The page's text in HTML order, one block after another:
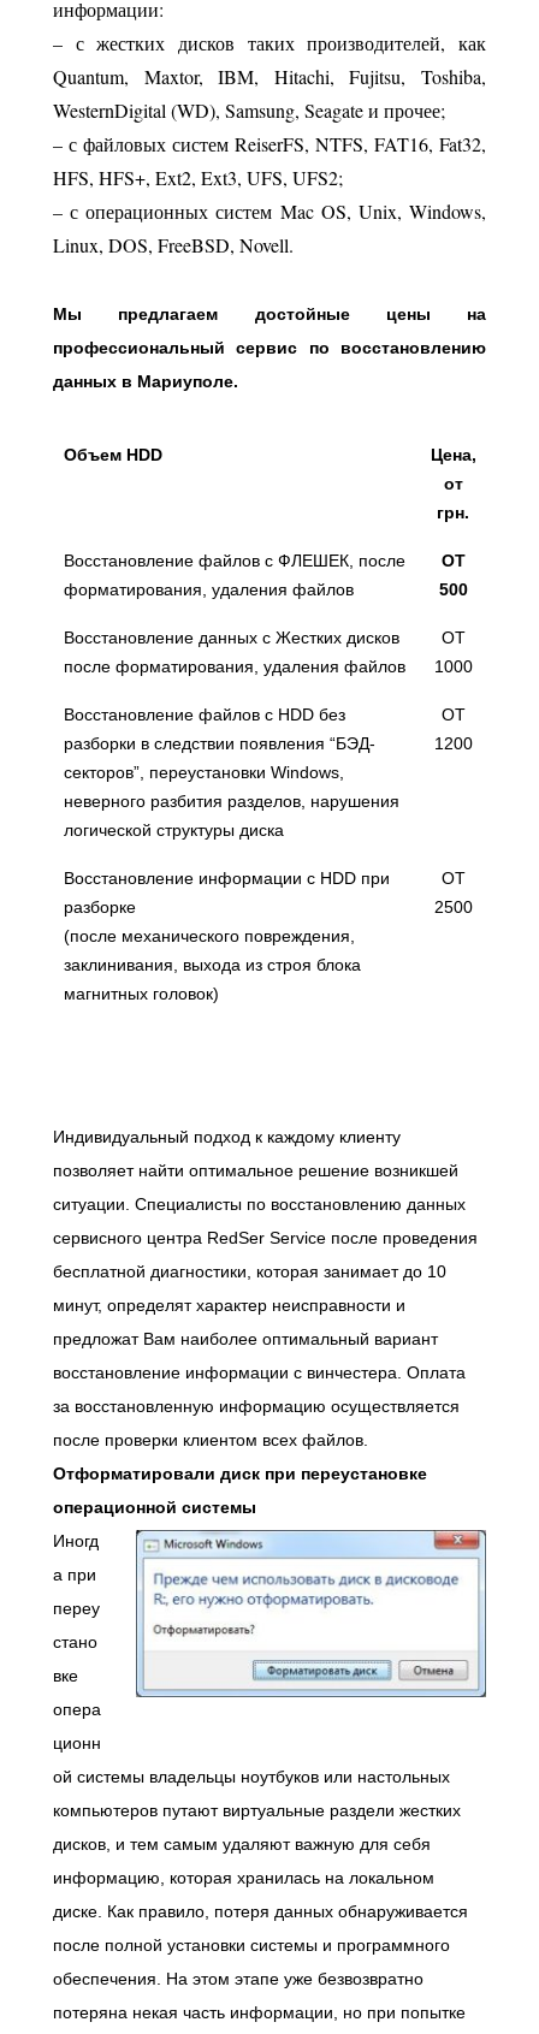
информации:
– с жестких дисков таких производителей, как
Quantum, Maxtor, IBM, Hitachi, Fujitsu, Toshiba,
WesternDigital (WD), Samsung, Seagate и прочее;
– с файловых систем ReiserFS, NTFS, FAT16, Fat32,
HFS, HFS+, Ext2, Ext3, UFS, UFS2;
– с операционных систем Mac OS, Unix, Windows,
Linux, DOS, FreeBSD, Novell.
Мы предлагаем достойные цены на
профессиональный сервис по восстановлению
данных в Мариуполе.
Объем HDD
Цена,
от
грн.
Восстановление файлов с ФЛЕШЕК, после
форматирования, удаления файлов
ОТ
500
Восстановление данных с Жестких дисков
после форматирования, удаления файлов
ОТ
1000
Восстановление файлов с HDD без
разборки в следствии появления “БЭД-
секторов”, переустановки Windows,
неверного разбития разделов, нарушения
логической структуры диска
ОТ
1200
Восстановление информации с HDD при
разборке
(после механического повреждения,
заклинивания, выхода из строя блока
магнитных головок)
ОТ
2500
Индивидуальный подход к каждому клиенту
позволяет найти оптимальное решение возникшей
ситуации. Специалисты по восстановлению данных
сервисного центра RedSer Service после проведения
бесплатной диагностики, которая занимает до 10
минут, определят характер неисправности и
предложат Вам наиболее оптимальный вариант
восстановление информации с винчестера. Оплата
за восстановленную информацию осуществляется
после проверки клиентом всех файлов.
Отформатировали диск при переустановке
операционной системы
Иногд
а при
переу
стано
вке
опера
ционн
ой системы владельцы ноутбуков или настольных
компьютеров путают виртуальные раздели жестких
дисков, и тем самым удаляют важную для себя
информацию, которая хранилась на локальном
диске. Как правило, потеря данных обнаруживается
после полной установки системы и программного
обеспечения. На этом этапе уже безвозвратно
потеряна некая часть информации, но при попытке